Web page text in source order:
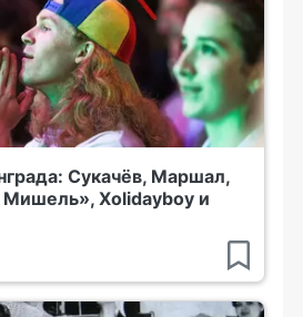
Сукачёв, Маршал,
Мишель», Xolidayboy и